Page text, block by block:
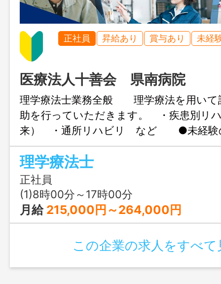
正社員 昇給あり 賞与あり 未経
医療法人十善会 県南病院
理学療法士業務全般 理学療法を用いて
助を行っていただきます。 ・疾患別リ
来） ・通所リハビリ など ●未経験
指導いたします。 ●制服貸与 【変更
関連業務】
理学療法士
正社員
(1)8時00分～17時00分
月給 215,000円～264,000円
この企業の求人をすべて